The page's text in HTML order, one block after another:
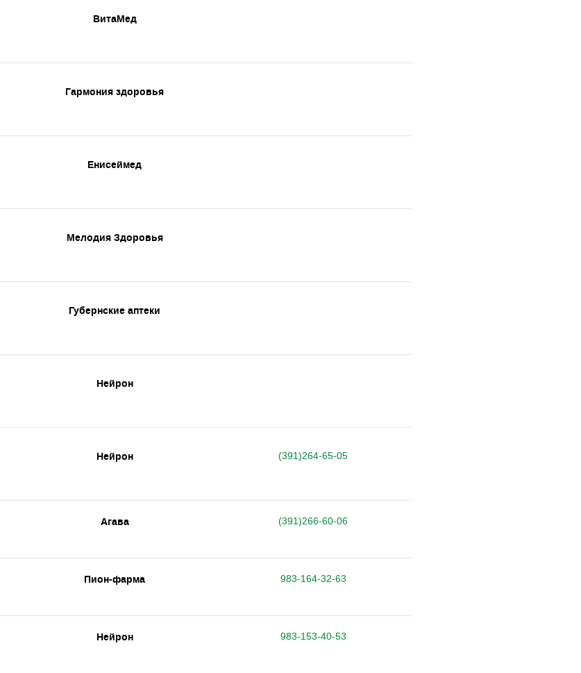
ВитаМед
Гармония здоровья
Енисеймед
Мелодия Здоровья
Губернские аптеки
Нейрон
Нейрон (391)264-65-05
Агава (391)266-60-06
Пион-фарма 983-164-32-63
Нейрон 983-153-40-53